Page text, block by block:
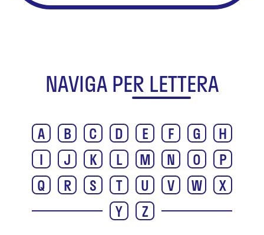
NAVIGA PER LETTERA
A B C D E F G
H
I
J K L M N O
P
Q
R S T U V W
X
Y
Z